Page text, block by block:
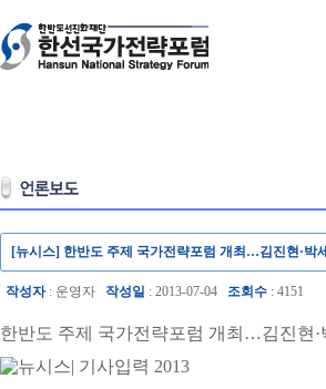
[뉴시스] 한반도 주제 국가전략포럼 개최…김진현·박
작성자: 운영자 작성일 : 2013-07-04 조회수 : 4151
한반도 주제 국가전략포럼 개최…김진현·
| 기사입력 2013